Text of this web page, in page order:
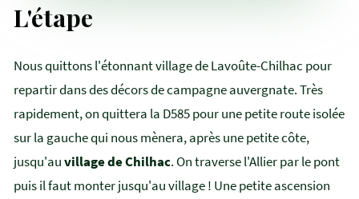
L'étape
Nous quittons l'étonnant village de Lavoûte-Chilhac pour
repartir dans des décors de campagne auvergnate. Très
rapidement, on quittera la D585 pour une petite route isolée
sur la gauche qui nous mènera, après une petite côte,
jusqu'auvillage de Chilhac. On traverse l'Allier par le pont
puis il faut monter jusqu'au village ! Une petite ascension